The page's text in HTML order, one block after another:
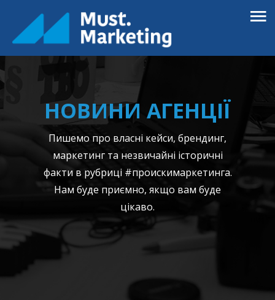
НОВИНИ АГЕНЦІЇ
Пишемо про власні кейси, брендинг,
маркетинг та незвичайні історичні
факти в рубриці #проискимаркетинга.
Нам буде приємно, якщо вам буде
цікаво.